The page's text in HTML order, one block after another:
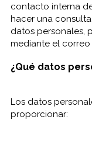
contacto interna
hacer una
datos personales,
mediante el correo
¿Qué datos
Los datos
proporcionar: